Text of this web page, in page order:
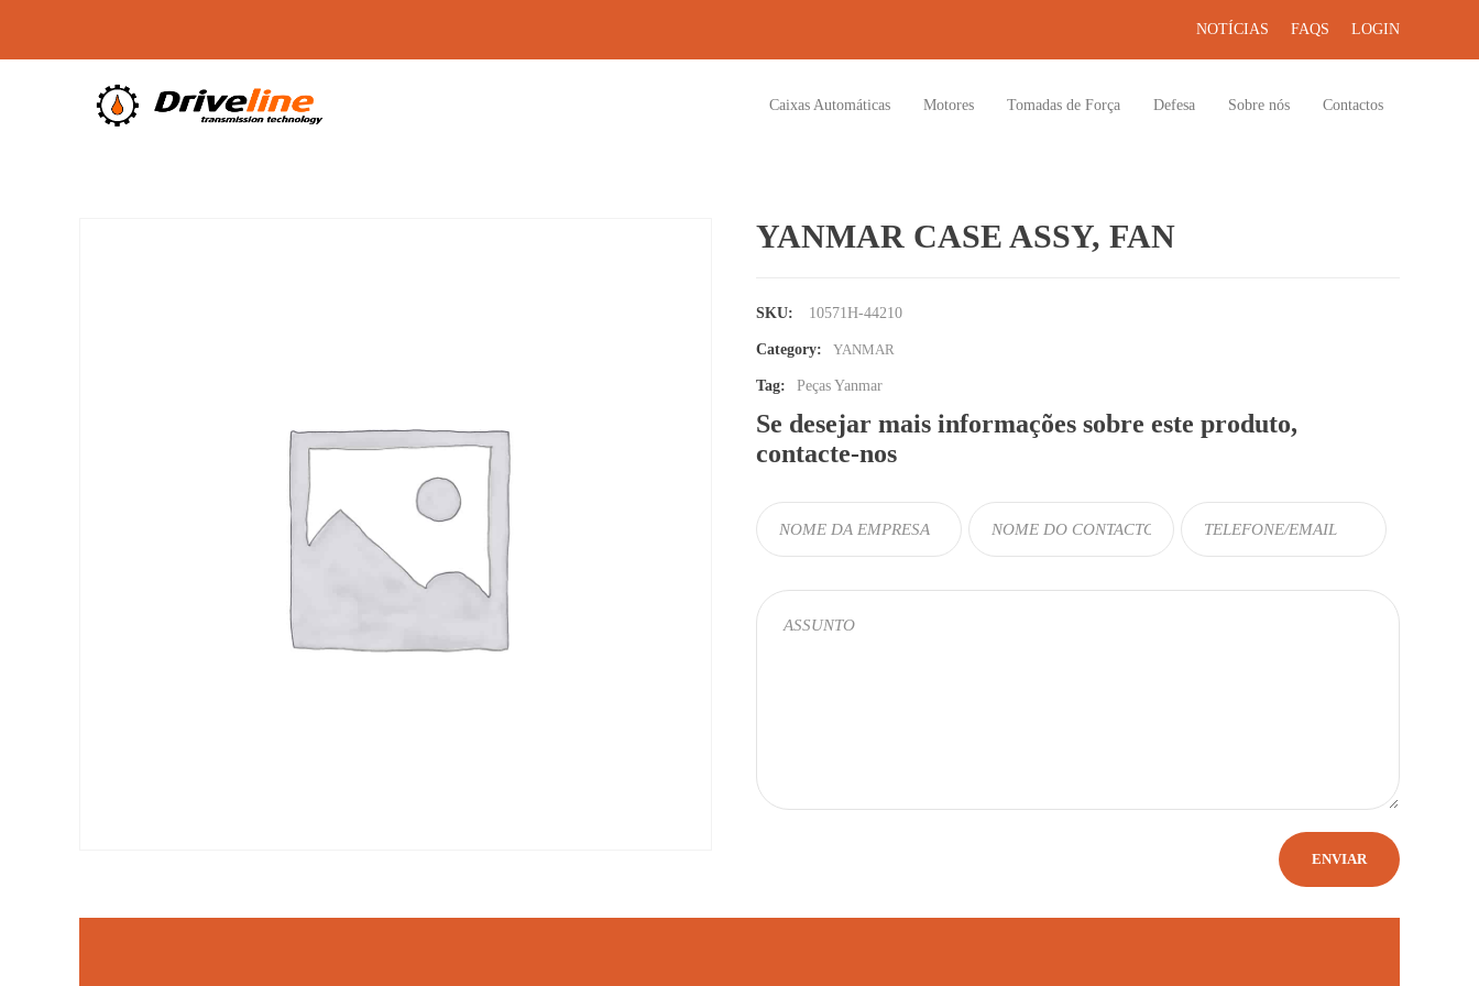
NOTÍCIAS FAQS LOGIN
Caixas Automáticas Motores Tomadas de Força Defesa Sobre nós Contactos
YANMAR CASE ASSY, FAN
SKU: 10571H-44210
Category: YANMAR
Tag: Peças Yanmar
Se desejar mais informações sobre este produto,
contacte-nos